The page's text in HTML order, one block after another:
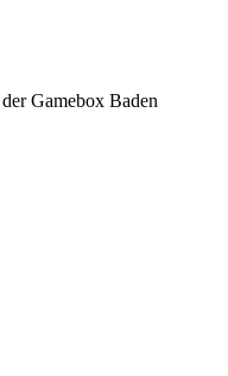
Gamebox Baden